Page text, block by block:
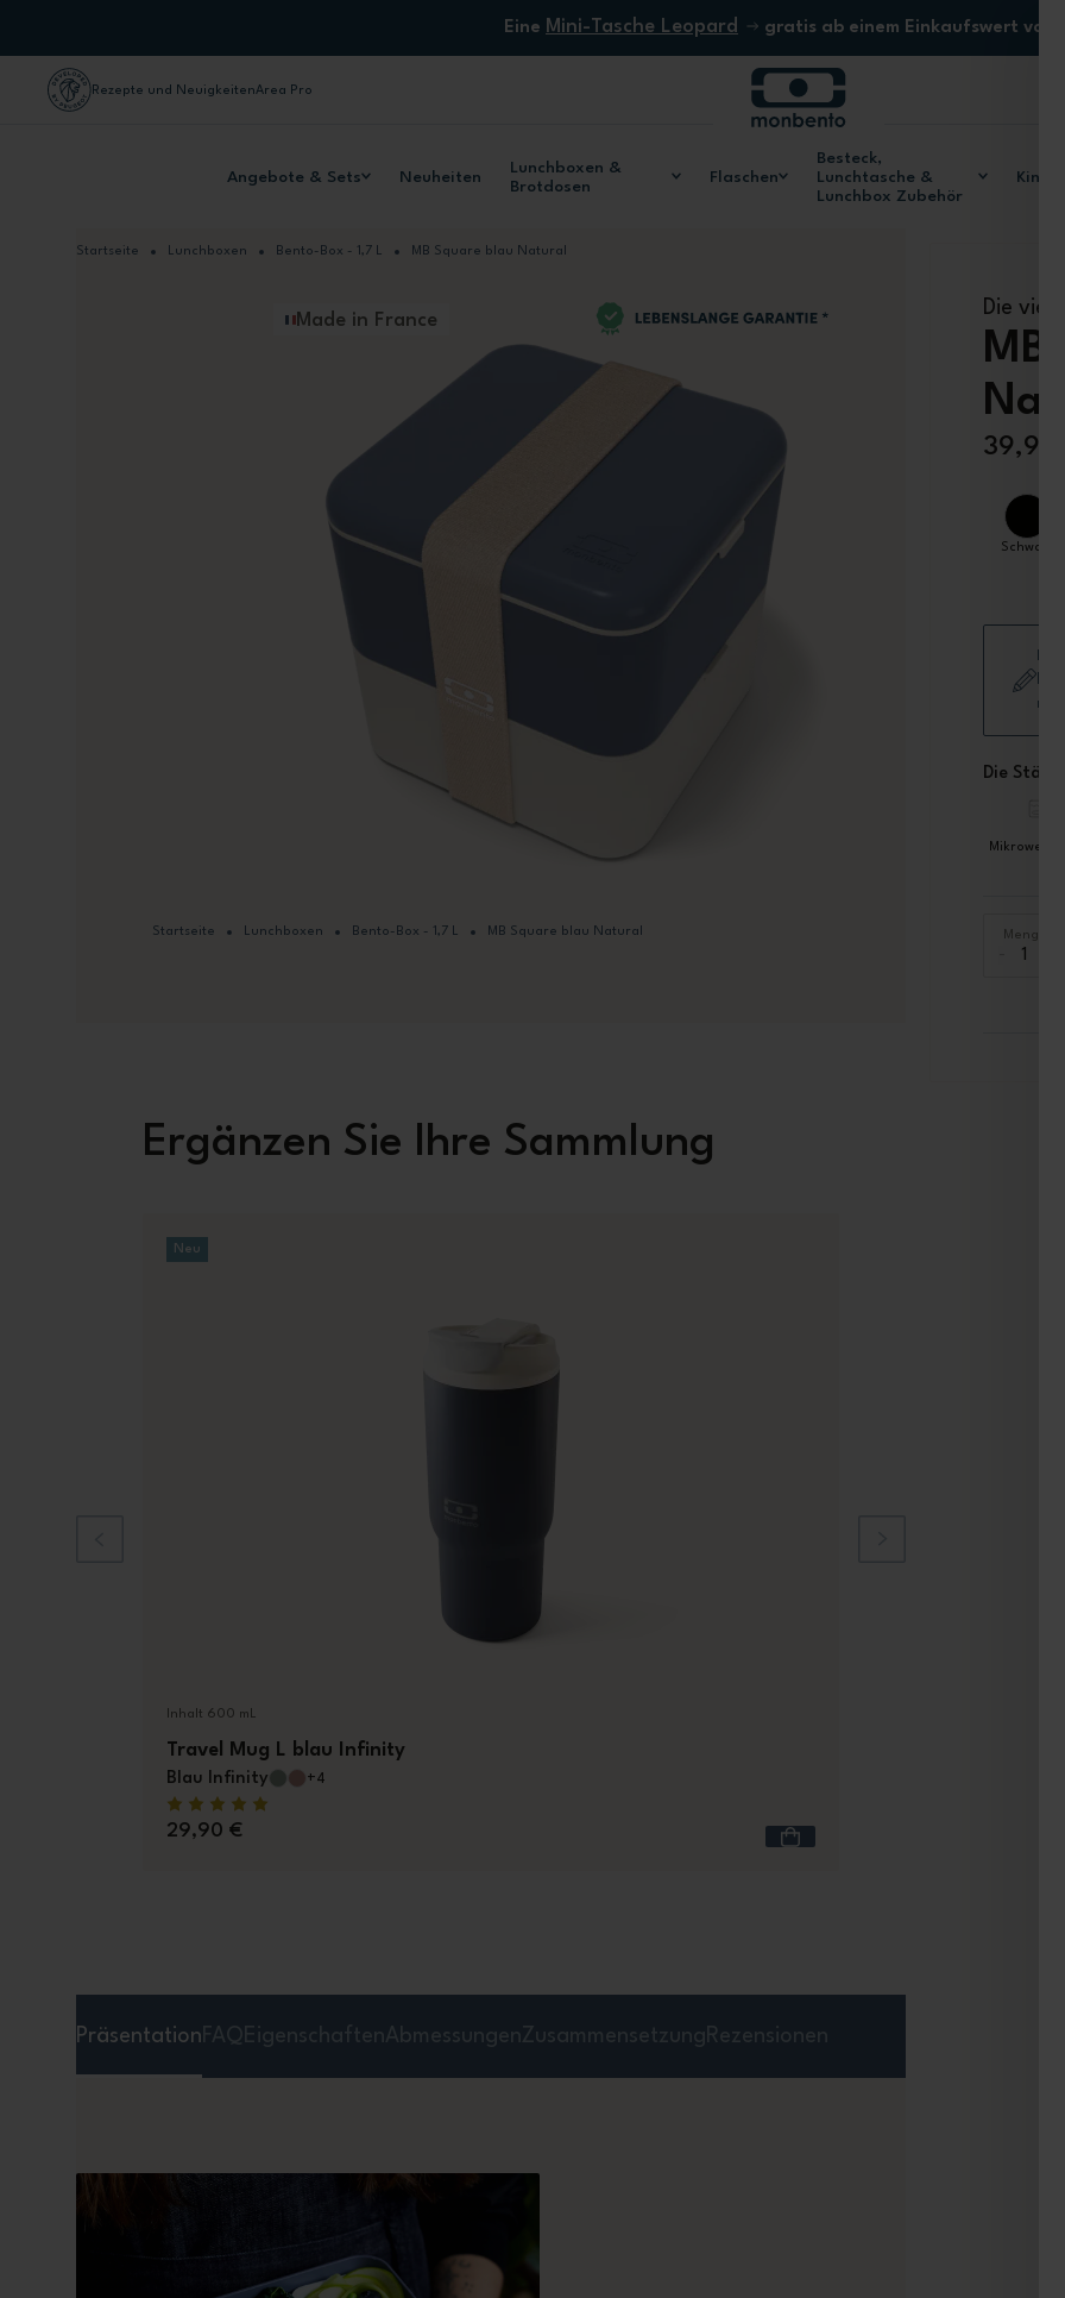
Eine Mini-Tasche Leopard gratis ab einem Einkaufswert von
Rezepte und NeuigkeitenArea Pro
Angebote & Sets Neuheiten
Lunchboxen &
Brotdosen
Flaschen
Besteck,
Lunchtasche &
Lunchbox Zubehör
Die
MB
39,90
Schwarz
Die
Menge
Startseite Lunchboxen Bento-Box - 1,7 L MB Square blau Natural
Made in France
Startseite Lunchboxen Bento-Box - 1,7 L MB Square blau Natural
Ergänzen Sie Ihre Sammlung
Neu
Inhalt 600 mL
Travel Mug L blau Infinity
Blau Infinity +4
29,90 €
Präsentation